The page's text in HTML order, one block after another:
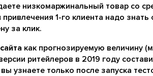
низкомаржинальный товар со
1-го клиента надо
за клик.
как прогнозируемую величину
ритейлеров в 2019 году
узнаете только после запуска